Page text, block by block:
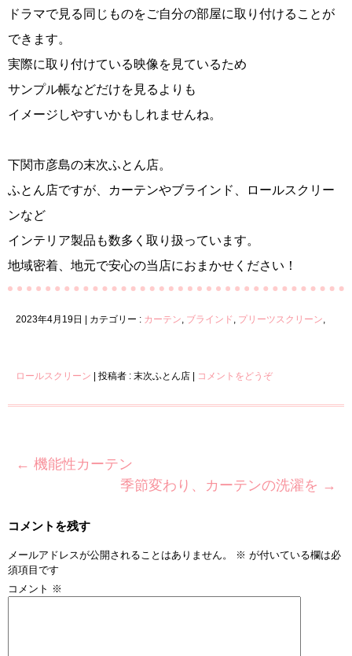
ドラマで見る同じものをご自分の部屋に取り付けることが
できます。
実際に取り付けている映像を見ているため
サンプル帳などだけを見るよりも
イメージしやすいかもしれませんね。
下関市彦島の末次ふとん店。
ふとん店ですが、カーテンやブラインド、ロールスクリー
ンなど
インテリア製品も数多く取り扱っています。
地域密着、地元で安心の当店におまかせください！
2023年4月19日 カテゴリー : カーテン, ブラインド, プリーツスクリーン,
ロールスクリーン 投稿者 : 末次ふとん店 コメントをどうぞ
← 機能性カーテン
季節変わり、カーテンの洗濯を →
コメントを残す
メールアドレスが公開されることはありません。 ※ が付いている欄は必
須項目です
コメント ※